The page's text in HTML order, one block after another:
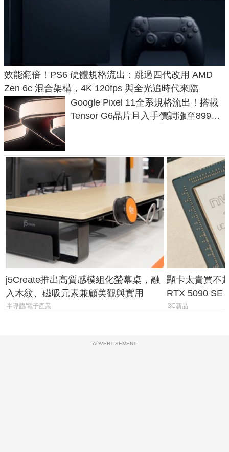
效能翻倍！PS6 硬體規格流出：跳過四代改用 AMD
Zen 6c 混合架構，4K 120fps 與全光追時代來臨
Google Pixel 11全系規格流出！搭載
Tensor G6晶片且入手價調漲至899美
j5Create推出高質感模組化螢幕桌，融
入木紋、磁吸元素兼顧美觀與實用
半導體/電子產業
顯卡太貴買不
RTX 5090 SE
體
3C新品
ADVERTISEMENT